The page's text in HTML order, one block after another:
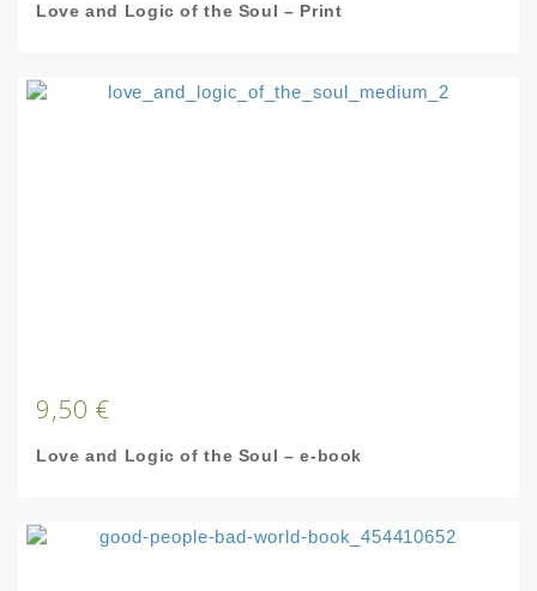
Love and Logic of the Soul – Print
9,50 €
Love and Logic of the Soul – e-book